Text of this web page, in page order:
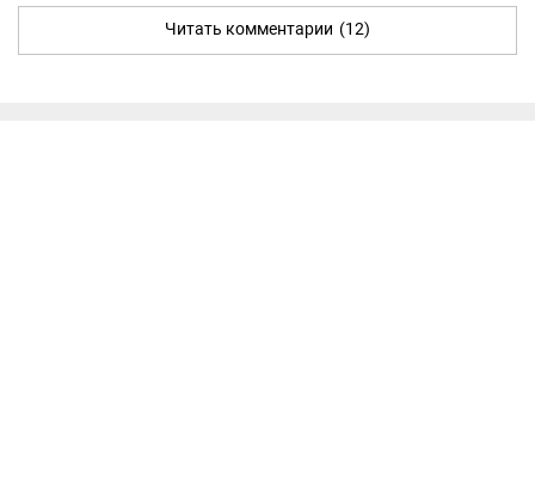
Читать комментарии (12)